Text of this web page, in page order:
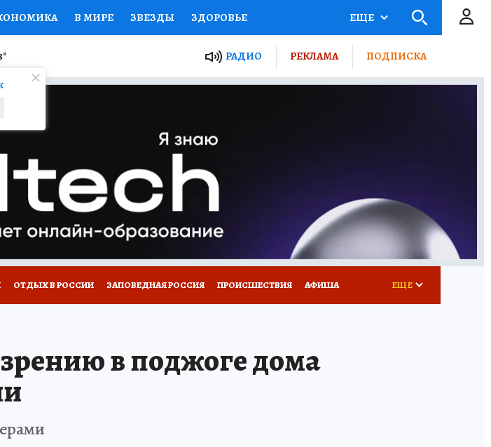
В МИРЕ ЗВЕЗДЫ ЗДОРОВЬЕ
НАЦИОНАЛЬНЫЕ ПРОЕКТЫ РОССИИ
СЕМЬЯ ЖЕНСКИЕ СЕКРЕТЫ ПУТЕВОДИТЕЛЬ
ГИД ПОТРЕБИТЕЛЯ
ЕЩЕ
° РАДИО РЕКЛАМА ПОДПИСКА
ОТДЫХ В РОССИИ ЗАПОВЕДНАЯ РОССИЯ ПРОИСШЕСТВИЯ АФИША ЕЩЕ
в поджоге дома